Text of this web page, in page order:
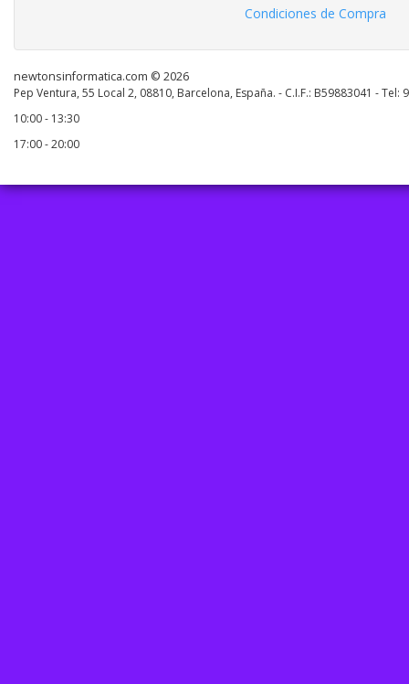
Condiciones de Compra
newtonsinformatica.com © 2026
Pep Ventura, 55 Local 2, 08810, Barcelona, España. - C.I.F.: B59883041 - Tel:
10:00 - 13:30
17:00 - 20:00